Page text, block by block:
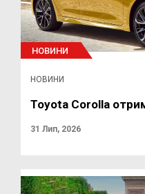
НОВИНИ
НОВИНИ
Toyota Corolla
31 Лип, 2026